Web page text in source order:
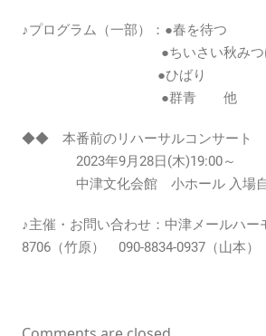
♪プログラム（一部）：●春を待つ
●ちいさい秋みつけ
●ひばり
●群青 他
◆◆ 本番前のリハーサルコンサー
2023年9月28日(木)19:00～
中津文化会館 小ホール 入場
♪主催・お問い合わせ：中津メールハ
8706（竹原） 090-8834-0937（山本）